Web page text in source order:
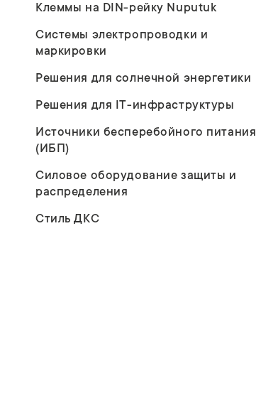
Клеммы на DIN-рейку Nuputuk
Системы электропроводки и
маркировки
Решения для солнечной энергетики
Решения для IT-инфраструктуры
Источники бесперебойного питания
(ИБП)
Силовое оборудование защиты и
распределения
Стиль ДКС